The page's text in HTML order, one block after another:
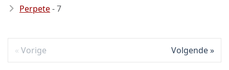
Perpete- 7
Vorige Volgende